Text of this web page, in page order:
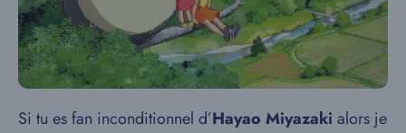
Si tu es fan inconditionnel d’Hayao Miyazaki alors je